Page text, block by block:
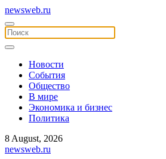
newsweb.ru
Новости
События
Общество
В мире
Экономика и бизнес
Политика
8 August, 2026
newsweb.ru